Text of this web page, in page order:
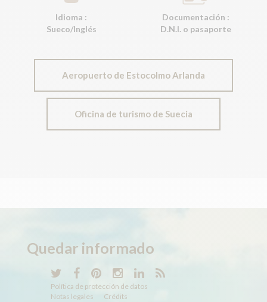
Idioma :
Sueco/Inglés
Documentación :
D.N.I. o pasaporte
Aeropuerto de Estocolmo Arlanda
Oficina de turismo de Suecia
Quedar informado
Política de protección de datos
Notas legales
Crédits